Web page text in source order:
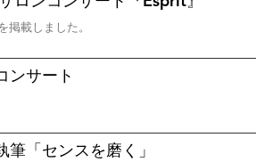
載しました。
ンサート
「センスを磨く」